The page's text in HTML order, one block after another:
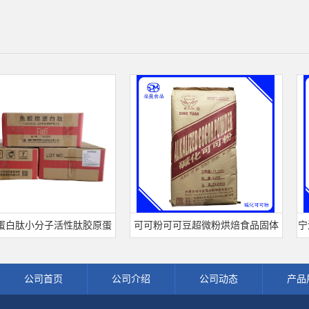
小分子活性肽胶原蛋 可可粉可可豆超微粉烘焙食品固体 宁波
公司首页 公司介绍 公司动态 产品